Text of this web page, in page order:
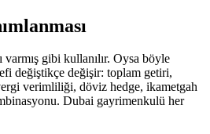
gibi kullanılır. Oysa böyle
değiştikçe değişir: toplam getiri,
verimliliği, döviz hedge, ikametgah
Dubai gayrimenkulü her